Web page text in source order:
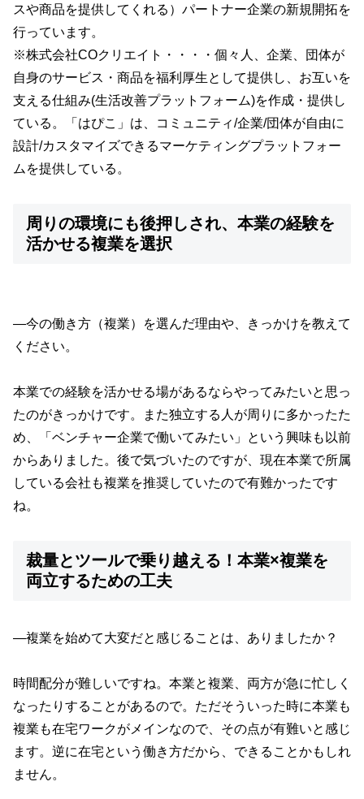
スや商品を提供してくれる）パートナー企業の新規開拓を
行っています。
※株式会社COクリエイト・・・・個々人、企業、団体が
自身のサービス・商品を福利厚生として提供し、お互いを
支える仕組み(生活改善プラットフォーム)を作成・提供し
ている。「はぴこ」は、コミュニティ/企業/団体が自由に
設計/カスタマイズできるマーケティングプラットフォー
ムを提供している。
周りの環境にも後押しされ、本業の経験を
活かせる複業を選択
—今の働き方（複業）を選んだ理由や、きっかけを教えて
ください。
本業での経験を活かせる場があるならやってみたいと思っ
たのがきっかけです。また独立する人が周りに多かったた
め、「ベンチャー企業で働いてみたい」という興味も以前
からありました。後で気づいたのですが、現在本業で所属
している会社も複業を推奨していたので有難かったです
ね。
裁量とツールで乗り越える！本業×複業を
両立するための工夫
—複業を始めて大変だと感じることは、ありましたか？
時間配分が難しいですね。本業と複業、両方が急に忙しく
なったりすることがあるので。ただそういった時に本業も
複業も在宅ワークがメインなので、その点が有難いと感じ
ます。逆に在宅という働き方だから、できることかもしれ
ません。